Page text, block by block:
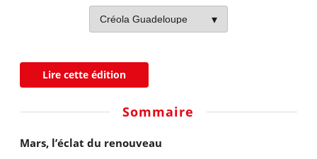
Lire cette édition
Sommaire
Mars, l’éclat du renouveau